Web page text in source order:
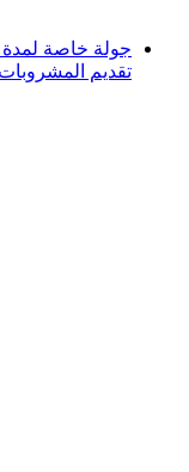
تقديم